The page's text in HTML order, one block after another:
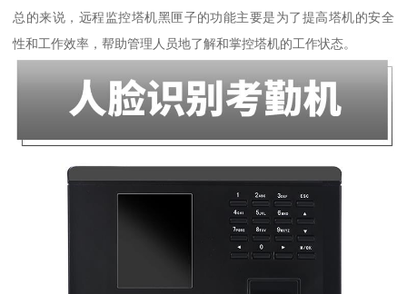
总的来说，远程监控塔机黑匣子的功能主要是为了提高塔机的安全
性和工作效率，帮助管理人员地了解和掌控塔机的工作状态。